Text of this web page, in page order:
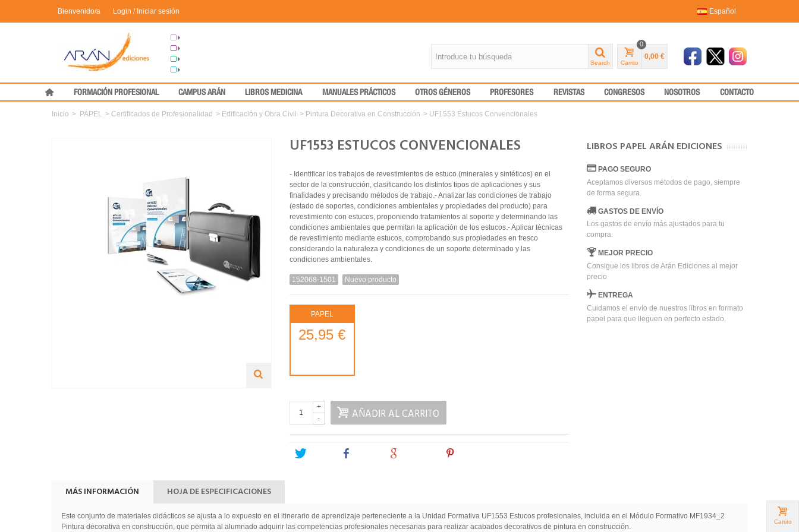
Español
Bienvenido/a Login / Iniciar sesión
Grupo Arán
Congresos
Formación
Medical Press
Search Carrito
0
0,00 €
FORMACIÓN PROFESIONAL CAMPUS ARÁN LIBROS MEDICINA MANUALES PRÁCTICOS OTROS GÉNEROS PROFESORES REVISTAS CONGRESOS NOSOTROS CONTACTO
Inicio > PAPEL > Certificados de Profesionalidad > Edificación y Obra Civil > Pintura Decorativa en Construcción > UF1553 Estucos Convencionales
UF1553 ESTUCOS CONVENCIONALES
- Identificar los trabajos de revestimientos de estuco (minerales y sintéticos) en el
sector de la construcción, clasificando los distintos tipos de aplicaciones y sus
finalidades y precisando métodos de trabajo.- Analizar las condiciones de trabajo
(estado de soportes, condiciones ambientales y propiedades del producto) para
revestimiento con estucos, proponiendo tratamientos al soporte y determinando las
condiciones ambientales que permitan la aplicación de los estucos.- Aplicar técnicas
de revestimiento mediante estucos, comprobando sus propiedades en fresco
considerando la naturaleza y condiciones de un soporte determinado y las
condiciones ambientales.
152068-1501 Nuevo producto
PAPEL
25,95 €
-
+ AÑADIR AL CARRITO
Tweet
LIBROS PAPEL ARÁN EDICIONES
PAGO SEGURO
Aceptamos diversos métodos de pago, siempre
de forma segura.
GASTOS DE ENVÍO
Los gastos de envío más ajustados para tu
compra.
MEJOR PRECIO
Consigue los libros de Arán Ediciones al mejor
precio
ENTREGA
Cuidamos el envío de nuestros libros en formato
papel para que lleguen en perfecto estado.
MÁS INFORMACIÓN HOJA DE ESPECIFICACIONES
Este conjunto de materiales didácticos se ajusta a lo expuesto en el itinerario de aprendizaje perteneciente a la Unidad Formativa UF1553 Estucos profesionales, incluida en el Módulo Formativo MF1934_2
Pintura decorativa en construcción, que permita al alumnado adquirir las competencias profesionales necesarias para realizar acabados decorativos de pintura en construcción.
Carrito